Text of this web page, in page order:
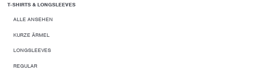
T-SHIRTS & LONGSLEEVES
ALLE ANSEHEN
KURZE ÄRMEL
LONGSLEEVES
REGULAR